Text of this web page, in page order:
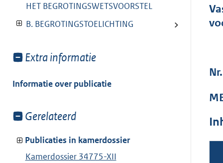
HET BEGROTINGSWETSVOORSTEL
B. BEGROTINGSTOELICHTING
Toon
van:
Extra informatie
Informatie over publicatie
Toon
van:
Gerelateerd
Publicaties in kamerdossier
Kamerdossier 34775-XII